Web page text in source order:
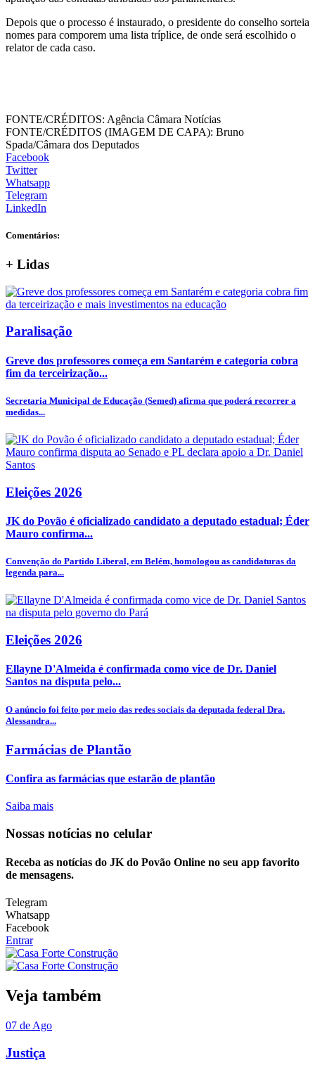
Depois que o processo é instaurado, o presidente do conselho sorteia
nomes para comporem uma lista tríplice, de onde será escolhido o
relator de cada caso.
FONTE/CRÉDITOS: Agência Câmara Notícias
FONTE/CRÉDITOS (IMAGEM DE CAPA): Bruno
Spada/Câmara dos Deputados
Facebook
Twitter
Whatsapp
Telegram
LinkedIn
Comentários:
+ Lidas
Paralisação
Greve dos professores começa em Santarém e categoria cobra
fim da terceirização...
Secretaria Municipal de Educação (Semed) afirma que poderá recorrer a
medidas...
Eleições 2026
JK do Povão é oficializado candidato a deputado estadual; Éder
Mauro confirma...
Convenção do Partido Liberal, em Belém, homologou as candidaturas da
legenda para...
Eleições 2026
Ellayne D'Almeida é confirmada como vice de Dr. Daniel
Santos na disputa pelo...
O anúncio foi feito por meio das redes sociais da deputada federal Dra.
Alessandra...
Farmácias de Plantão
Confira as farmácias que estarão de plantão
Saiba mais
Nossas notícias no celular
Receba as notícias do JK do Povão Online no seu app favorito
de mensagens.
Telegram
Whatsapp
Facebook
Entrar
Veja também
07 de Ago
Justiça